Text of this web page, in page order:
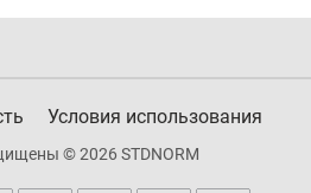
Условия использования
© 2026 STDNORM